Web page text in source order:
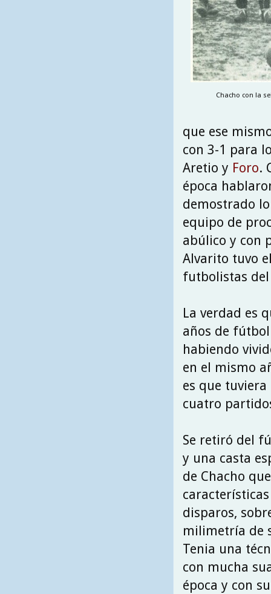
Chacho con la
que ese
con 3-1 para
Aretio y Foro.
época
demostrado
equipo de
abúlico y con
Alvarito tuvo
futbolistas del
La verdad es
años de
habiendo
en el mismo
es que
cuatro
Se retiró del
y una casta
de Chacho
disparos,
milimetría de
Tenia una
con mucha
época y con